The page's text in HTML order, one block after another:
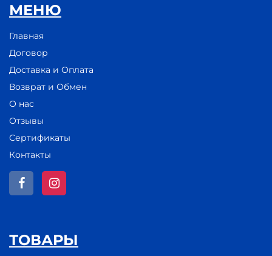
МЕНЮ
Главная
Договор
Доставка и Оплата
Возврат и Обмен
О нас
Отзывы
Сертификаты
Контакты
ТОВАРЫ